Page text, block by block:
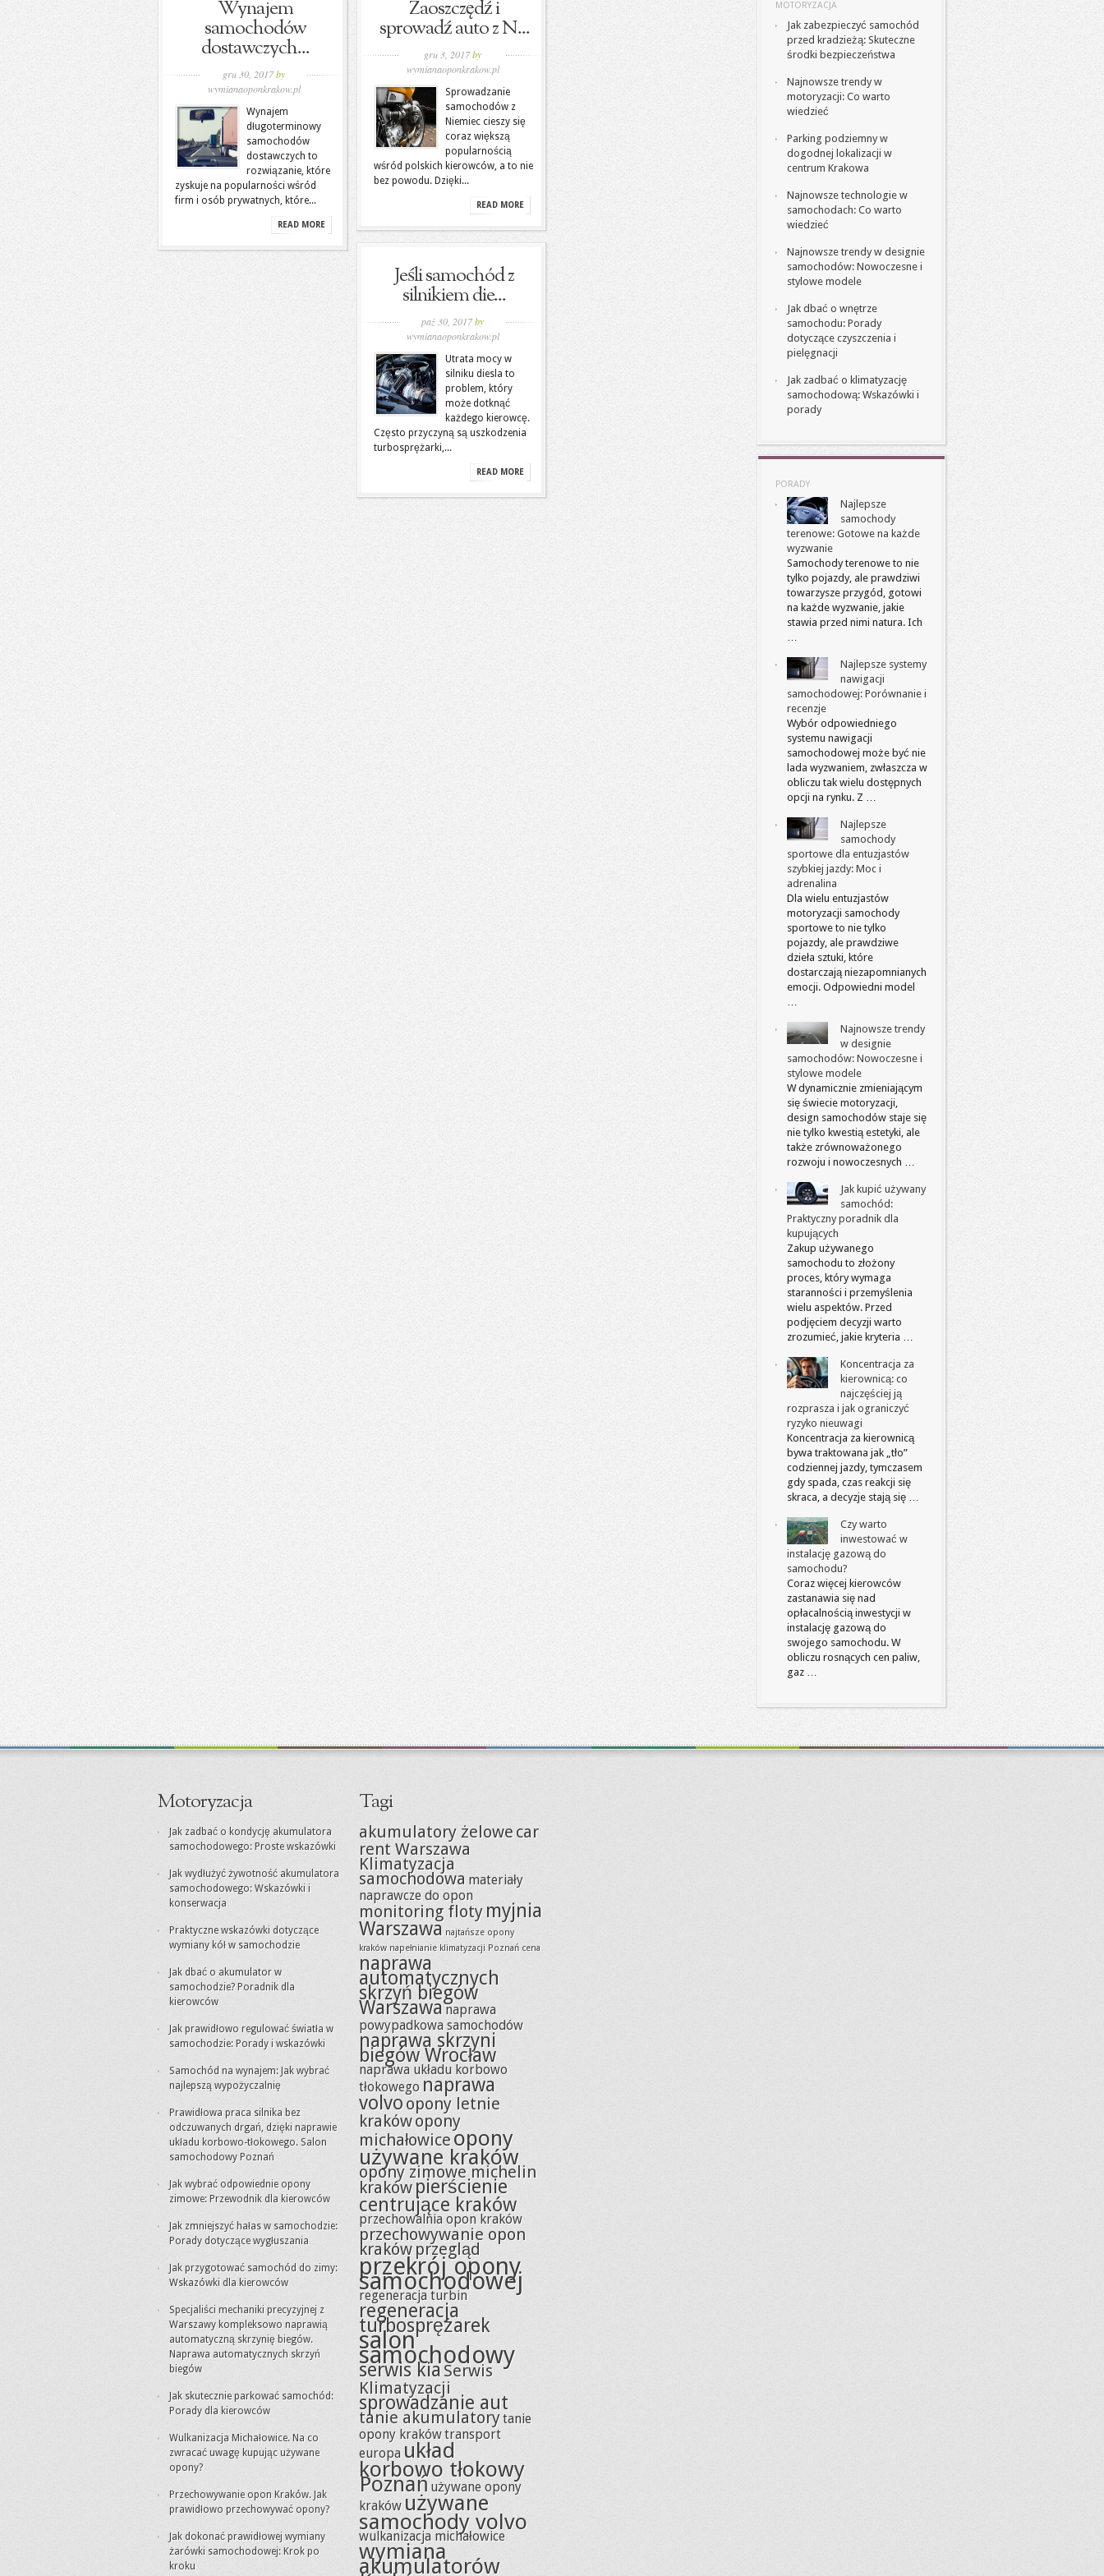
Wynajem
samochodów
dostawczych...
gru 30, 2017by
wymianaoponkrakow.pl
Wynajem
długoterminowy
samochodów
dostawczych to
rozwiązanie, które
zyskuje na popularności wśród
firm i osób prywatnych, które...
READ MORE
Zaoszczędź i
sprowadź auto z N...
gru 3, 2017by
wymianaoponkrakow.pl
Sprowadzanie
samochodów z
Niemiec cieszy się
coraz większą
popularnością
wśród polskich kierowców, a to nie
bez powodu. Dzięki...
READ MORE
Jeśli samochód z
silnikiem die...
paź 30, 2017by
wymianaoponkrakow.pl
Utrata mocy w
silniku diesla to
problem, który
może dotknąć
każdego kierowcę.
Często przyczyną są uszkodzenia
turbosprężarki,...
READ MORE
MOTORYZACJA
Jak zabezpieczyć samochód
przed kradzieżą: Skuteczne
środki bezpieczeństwa
Najnowsze trendy w
motoryzacji: Co warto
wiedzieć
Parking podziemny w
dogodnej lokalizacji w
centrum Krakowa
Najnowsze technologie w
samochodach: Co warto
wiedzieć
Najnowsze trendy w designie
samochodów: Nowoczesne i
stylowe modele
Jak dbać o wnętrze
samochodu: Porady
dotyczące czyszczenia i
pielęgnacji
Jak zadbać o klimatyzację
samochodową: Wskazówki i
porady
PORADY
Najlepsze
samochody
terenowe: Gotowe na każde
wyzwanie
Samochody terenowe to nie
tylko pojazdy, ale prawdziwi
towarzysze przygód, gotowi
na każde wyzwanie, jakie
stawia przed nimi natura. Ich
…
Najlepsze systemy
nawigacji
samochodowej: Porównanie i
recenzje
Wybór odpowiedniego
systemu nawigacji
samochodowej może być nie
lada wyzwaniem, zwłaszcza w
obliczu tak wielu dostępnych
opcji na rynku. Z …
Najlepsze
samochody
sportowe dla entuzjastów
szybkiej jazdy: Moc i
adrenalina
Dla wielu entuzjastów
motoryzacji samochody
sportowe to nie tylko
pojazdy, ale prawdziwe
dzieła sztuki, które
dostarczają niezapomnianych
emocji. Odpowiedni model
…
Najnowsze trendy
w designie
samochodów: Nowoczesne i
stylowe modele
W dynamicznie zmieniającym
się świecie motoryzacji,
design samochodów staje się
nie tylko kwestią estetyki, ale
także zrównoważonego
rozwoju i nowoczesnych …
Jak kupić używany
samochód:
Praktyczny poradnik dla
kupujących
Zakup używanego
samochodu to złożony
proces, który wymaga
staranności i przemyślenia
wielu aspektów. Przed
podjęciem decyzji warto
zrozumieć, jakie kryteria …
Koncentracja za
kierownicą: co
najczęściej ją
rozprasza i jak ograniczyć
ryzyko nieuwagi
Koncentracja za kierownicą
bywa traktowana jak „tło”
codziennej jazdy, tymczasem
gdy spada, czas reakcji się
skraca, a decyzje stają się …
Czy warto
inwestować w
instalację gazową do
samochodu?
Coraz więcej kierowców
zastanawia się nad
opłacalnością inwestycji w
instalację gazową do
swojego samochodu. W
obliczu rosnących cen paliw,
gaz …
Motoryzacja
Jak zadbać o kondycję akumulatora
samochodowego: Proste wskazówki
Jak wydłużyć żywotność akumulatora
samochodowego: Wskazówki i
konserwacja
Praktyczne wskazówki dotyczące
wymiany kół w samochodzie
Jak dbać o akumulator w
samochodzie? Poradnik dla
kierowców
Jak prawidłowo regulować światła w
samochodzie: Porady i wskazówki
Samochód na wynajem: Jak wybrać
najlepszą wypożyczalnię
Prawidłowa praca silnika bez
odczuwanych drgań, dzięki naprawie
układu korbowo-tłokowego. Salon
samochodowy Poznań
Jak wybrać odpowiednie opony
zimowe: Przewodnik dla kierowców
Jak zmniejszyć hałas w samochodzie:
Porady dotyczące wygłuszania
Jak przygotować samochód do zimy:
Wskazówki dla kierowców
Specjaliści mechaniki precyzyjnej z
Warszawy kompleksowo naprawią
automatyczną skrzynię biegów.
Naprawa automatycznych skrzyń
biegów
Jak skutecznie parkować samochód:
Porady dla kierowców
Wulkanizacja Michałowice. Na co
zwracać uwagę kupując używane
opony?
Przechowywanie opon Kraków. Jak
prawidłowo przechowywać opony?
Jak dokonać prawidłowej wymiany
żarówki samochodowej: Krok po
kroku
Tagi
akumulatory żelowecar
rent Warszawa
Klimatyzacja
samochodowa materiały
naprawcze do opon
monitoring floty myjnia
Warszawa najtańsze opony
kraków napełnianie klimatyzacji Poznań cena
naprawa
automatycznych
skrzyń biegów
Warszawa naprawa
powypadkowa samochodów
naprawa skrzyni
biegów Wrocław
naprawa układu korbowo
tłokowego naprawa
volvoopony letnie
krakówopony
michałowiceopony
używane kraków
opony zimowe michelin
kraków pierścienie
centrujące kraków
przechowalnia opon kraków
przechowywanie opon
kraków przegląd
przekrój opony
samochodowej
regeneracja turbin
regeneracja
turbosprężarek
salon
samochodowy
serwis kiaSerwis
Klimatyzacji
sprowadzanie aut
tanie akumulatorytanie
opony krakówtransport
europa układ
korbowo tłokowy
Poznań używane opony
kraków używane
samochody volvo
wulkanizacja michałowice
wymiana
akumulatorów